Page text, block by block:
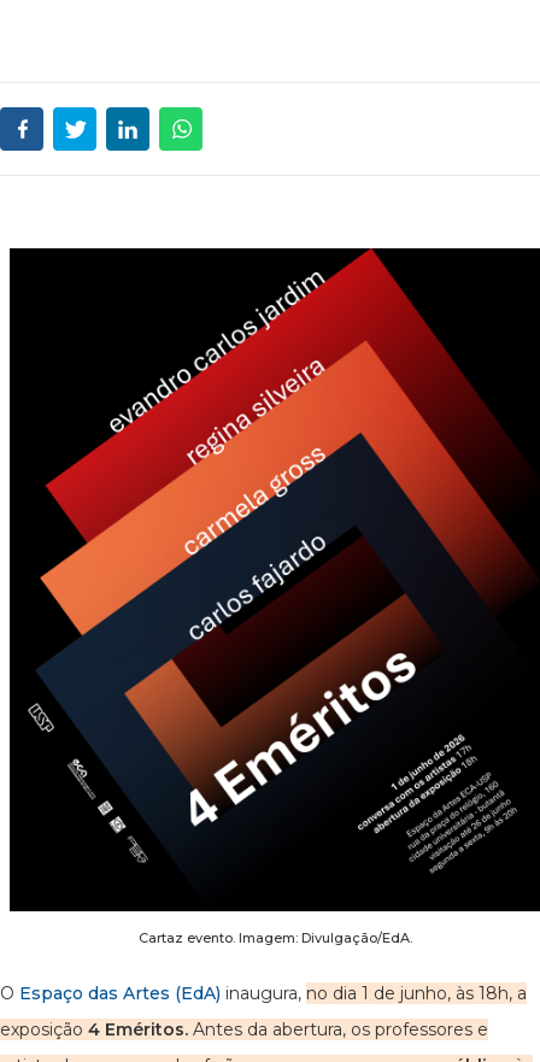
Cartaz evento. Imagem: Divulgação/EdA.
O Espaço das Artes (EdA) inaugura, no dia 1 de junho, às 18h, a
exposição 4 Eméritos. Antes da abertura, os professores e